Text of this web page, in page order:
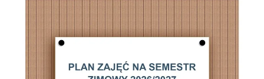
Akredytacja kształcenia